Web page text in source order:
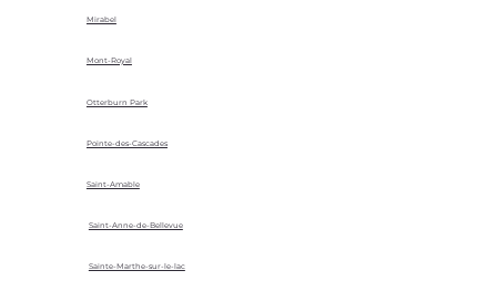
Mirabel
Mont-Royal
Otterburn Park
Pointe-des-Cascades
Saint-Amable
Saint-Anne-de-Bellevue
Sainte-Marthe-sur-le-lac